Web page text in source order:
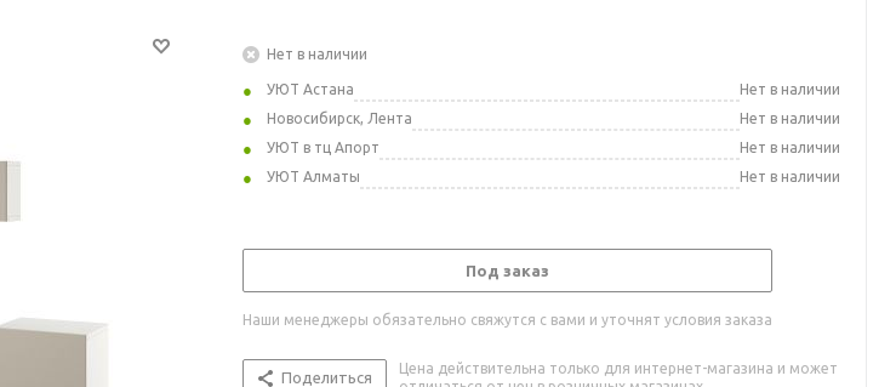
Нет в наличии
УЮТ Астана
Нет в наличии
Новосибирск, Лента
Нет в наличии
УЮТ в тц Апорт
Нет в наличии
УЮТ Алматы
Нет в наличии
Под заказ
Наши менеджеры обязательно свяжутся с вами и уточнят условия заказа
Поделиться
Цена действительна только для интернет-магазина и может